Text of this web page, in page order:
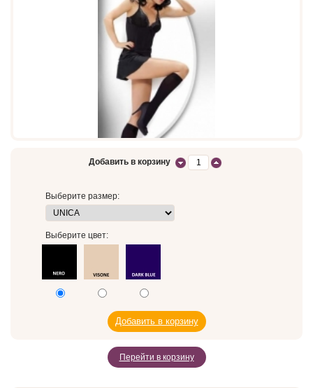
Добавить в корзину
Выберите размер:
Выберите цвет:
Перейти в корзину